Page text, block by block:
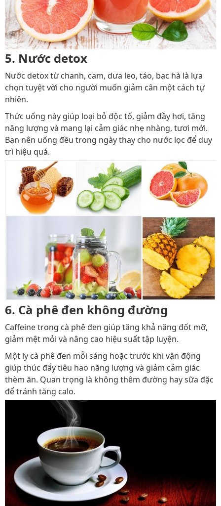
5. Nước detox
Nước detox từ chanh, cam, dưa leo, táo, bạc hà là lựa
chọn tuyệt vời cho người muốn giảm cân một cách tự
nhiên.
Thức uống này giúp loại bỏ độc tố, giảm đầy hơi, tăng
năng lượng và mang lại cảm giác nhẹ nhàng, tươi mới.
Bạn nên uống đều trong ngày thay cho nước lọc để duy
trì hiệu quả.
6. Cà phê đen không đường
Caffeine trong cà phê đen giúp tăng khả năng đốt mỡ,
giảm mệt mỏi và nâng cao hiệu suất tập luyện.
Một ly cà phê đen mỗi sáng hoặc trước khi vận động
giúp thúc đẩy tiêu hao năng lượng và giảm cảm giác
thèm ăn. Quan trọng là không thêm đường hay sữa đặc
để tránh tăng calo.